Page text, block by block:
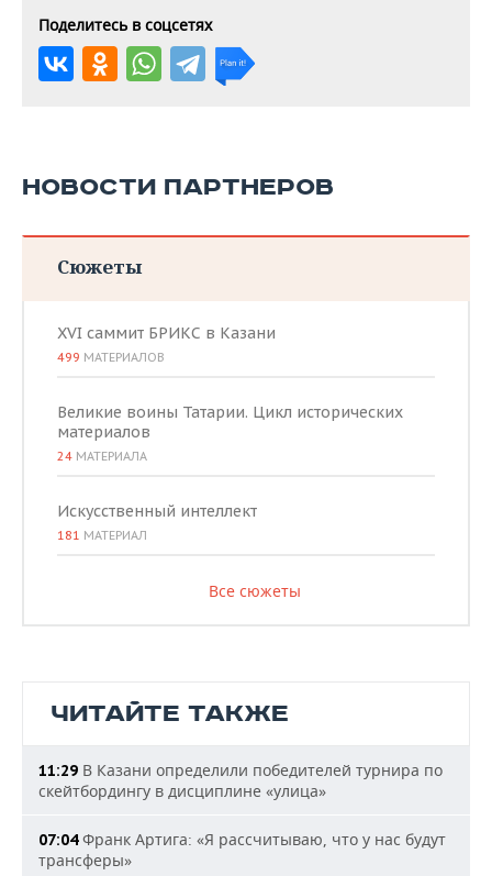
Поделитесь в соцсетях
НОВОСТИ ПАРТНЕРОВ
Сюжеты
XVI саммит БРИКС в Казани
499 МАТЕРИАЛОВ
Великие воины Татарии. Цикл исторических
материалов
24 МАТЕРИАЛА
Искусственный интеллект
181 МАТЕРИАЛ
Все сюжеты
ЧИТАЙТЕ ТАКЖЕ
11:29 В Казани определили победителей турнира по
скейтбордингу в дисциплине «улица»
07:04Франк Артига: «Я рассчитываю, что у нас будут
трансферы»